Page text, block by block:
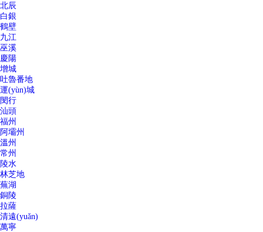
北辰
白銀
鶴壁
九江
巫溪
慶陽
增城
吐魯番地
運(yùn)城
閔行
汕頭
福州
阿壩州
溫州
常州
陵水
林芝地
蕪湖
銅陵
拉薩
清遠(yuǎn)
萬寧